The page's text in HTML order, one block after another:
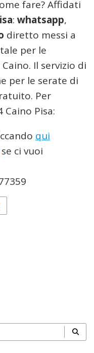
fare? Affidati
: whatsapp,
diretto messi a
per le
Il servizio di
per le serate di
Per
Pisa:
qui
se ci vuoi